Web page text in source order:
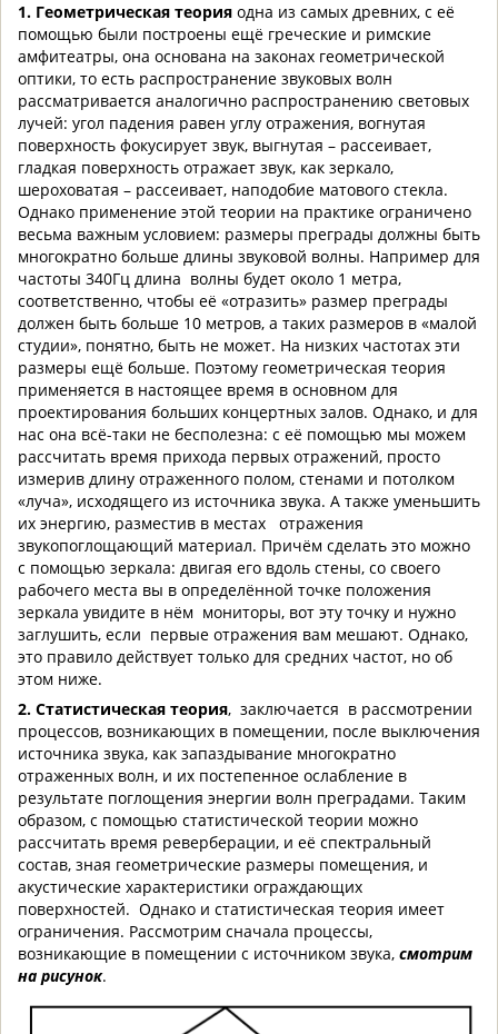
1. Геометрическая теория одна из самых древних, с её
помощью были построены ещё греческие и римские
амфитеатры, она основана на законах геометрической
оптики, то есть распространение звуковых волн
рассматривается аналогично распространению световых
лучей: угол падения равен углу отражения, вогнутая
поверхность фокусирует звук, выгнутая – рассеивает,
гладкая поверхность отражает звук, как зеркало,
шероховатая – рассеивает, наподобие матового стекла.
Однако применение этой теории на практике ограничено
весьма важным условием: размеры преграды должны быть
многократно больше длины звуковой волны. Например для
частоты 340Гц длина волны будет около 1 метра,
соответственно, чтобы её «отразить» размер преграды
должен быть больше 10 метров, а таких размеров в «малой
студии», понятно, быть не может. На низких частотах эти
размеры ещё больше. Поэтому геометрическая теория
применяется в настоящее время в основном для
проектирования больших концертных залов. Однако, и для
нас она всё-таки не бесполезна: с её помощью мы можем
рассчитать время прихода первых отражений, просто
измерив длину отраженного полом, стенами и потолком
«луча», исходящего из источника звука. А также уменьшить
их энергию, разместив в местах отражения
звукопоглощающий материал. Причём сделать это можно
с помощью зеркала: двигая его вдоль стены, со своего
рабочего места вы в определённой точке положения
зеркала увидите в нём мониторы, вот эту точку и нужно
заглушить, если первые отражения вам мешают. Однако,
это правило действует только для средних частот, но об
этом ниже.
2. Статистическая теория, заключается в рассмотрении
процессов, возникающих в помещении, после выключения
источника звука, как запаздывание многократно
отраженных волн, и их постепенное ослабление в
результате поглощения энергии волн преградами. Таким
образом, с помощью статистической теории можно
рассчитать время реверберации, и её спектральный
состав, зная геометрические размеры помещения, и
акустические характеристики ограждающих
поверхностей. Однако и статистическая теория имеет
ограничения. Рассмотрим сначала процессы,
возникающие в помещении с источником звука, смотрим
на рисунок.